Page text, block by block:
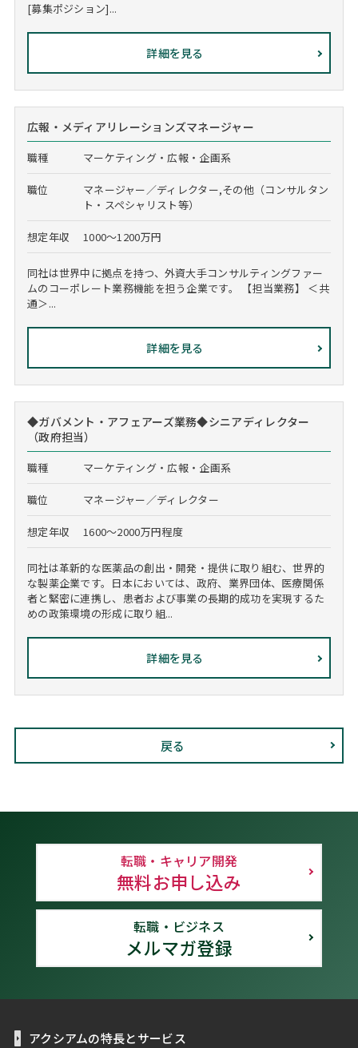
[募集ポジション]...
詳細を見る
広報・メディアリレーションズマネージャー
職種 マーケティング・広報・企画系
職位
マネージャー／ディレクター,その他（コンサルタン
ト・スペシャリスト等）
想定年収 1000～1200万円
同社は世界中に拠点を持つ、外資大手コンサルティングファー
ムのコーポレート業務機能を担う企業です。 【担当業務】 ＜共
通＞...
詳細を見る
◆ガバメント・アフェアーズ業務◆シニアディレクター
（政府担当）
職種 マーケティング・広報・企画系
職位 マネージャー／ディレクター
想定年収 1600～2000万円程度
同社は革新的な医薬品の創出・開発・提供に取り組む、世界的
な製薬企業です。日本においては、政府、業界団体、医療関係
者と緊密に連携し、患者および事業の長期的成功を実現するた
めの政策環境の形成に取り組...
詳細を見る
戻る
転職・キャリア開発
無料お申し込み
転職・ビジネス
メルマガ登録
アクシアムの特長とサービス